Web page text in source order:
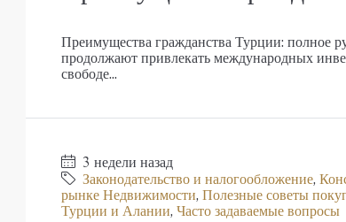
Преимущества гражданства Турции: полное
продолжают привлекать международных
свободе...
3 недели назад
Законодательство и налогообложение,
рынке Недвижимости, Полезные советы
Турции и Алании, Часто задаваемые вопросы